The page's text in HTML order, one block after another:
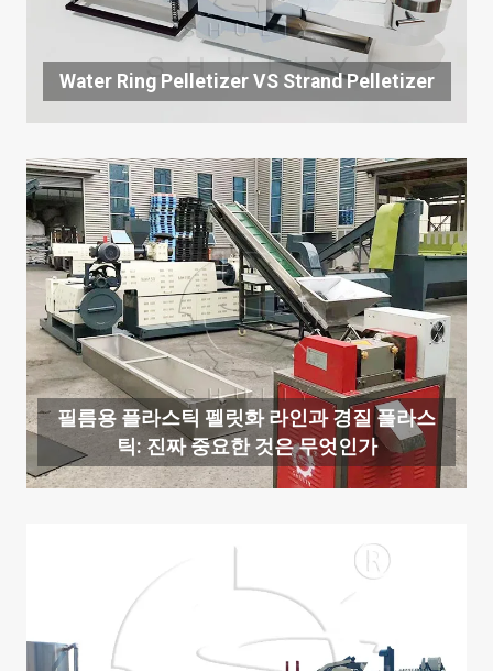
Water Ring Pelletizer VS Strand Pelletizer
필름용 플라스틱 펠릿화 라인과 경질 플라스
틱: 진짜 중요한 것은 무엇인가